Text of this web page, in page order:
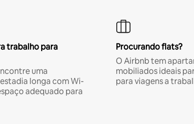
trabalho para
uma
longa com Wi-
adequado para
Procurando flats?
O Airbnb tem
mobiliados ideais
para viagens a